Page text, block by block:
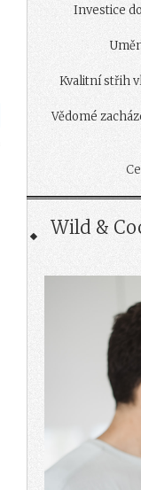
Investice
Kvalitní střih
Vědomé
Wild &